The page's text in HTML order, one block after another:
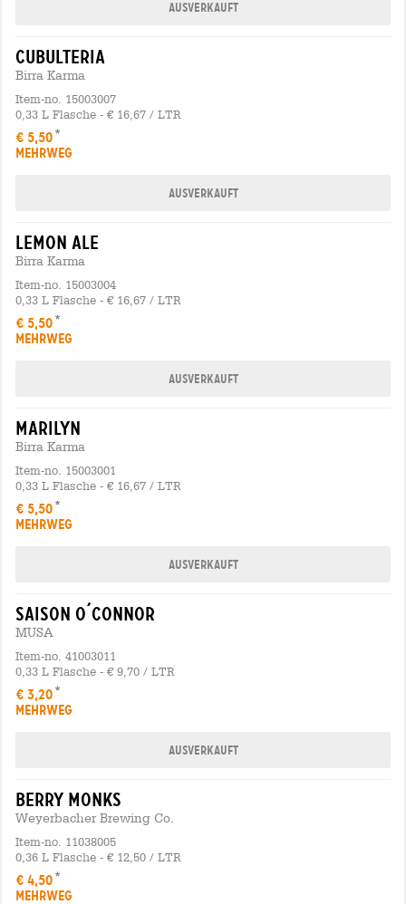
Ausverkauft
cubulteria
Birra Karma
Item-no. 15003007
0,33 L Flasche - € 16,67 / LTR
€ 5,50
MEHRWEG
Ausverkauft
lemon ale
Birra Karma
Item-no. 15003004
0,33 L Flasche - € 16,67 / LTR
€ 5,50
MEHRWEG
Ausverkauft
marilyn
Birra Karma
Item-no. 15003001
0,33 L Flasche - € 16,67 / LTR
€ 5,50
MEHRWEG
Ausverkauft
saison o´connor
MUSA
Item-no. 41003011
0,33 L Flasche - € 9,70 / LTR
€ 3,20
MEHRWEG
Ausverkauft
berry monks
Weyerbacher Brewing Co.
Item-no. 11038005
0,36 L Flasche - € 12,50 / LTR
€ 4,50
MEHRWEG